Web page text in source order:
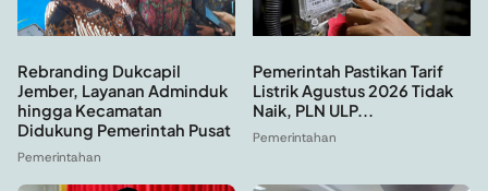
Rebranding Dukcapil
Jember, Layanan Adminduk
hingga Kecamatan
Didukung Pemerintah Pusat
Pemerintahan
Pemerintah Pastikan Tarif
Listrik Agustus 2026 Tidak
Naik, PLN ULP...
Pemerintahan